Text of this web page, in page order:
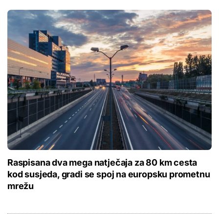
Raspisana dva mega natječaja za 80 km cesta
kod susjeda, gradi se spoj na europsku prometnu
mrežu